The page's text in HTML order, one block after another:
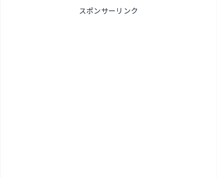
スポンサーリンク